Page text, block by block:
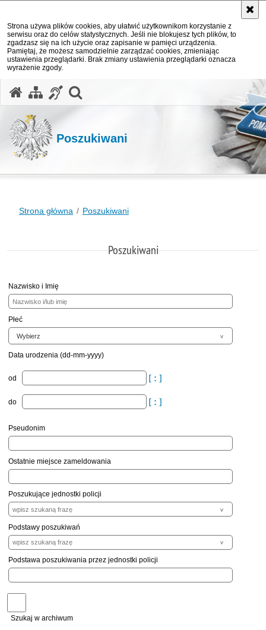
Strona używa plików cookies, aby ułatwić użytkownikom korzystanie z
serwisu oraz do celów statystycznych. Jeśli nie blokujesz tych plików, to
zgadzasz się na ich użycie oraz zapisanie w pamięci urządzenia.
Pamiętaj, że możesz samodzielnie zarządzać cookies, zmieniając
ustawienia przeglądarki. Brak zmiany ustawienia przeglądarki oznacza
wyrażenie zgody.
Poszukiwani
Strona główna Poszukiwani
Poszukiwani
Nazwisko i Imię
Płeć
Data urodzenia (dd-mm-yyyy)
od
do
Pseudonim
Ostatnie miejsce zameldowania
Poszukujące jednostki policji
Podstawy poszukiwań
Podstawa poszukiwania przez jednostki policji
Szukaj w archiwum